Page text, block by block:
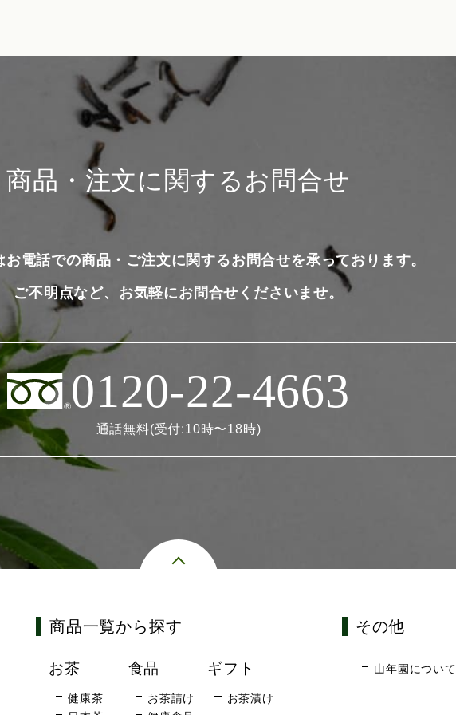
商品・注文に関するお問合せ
お電話での商品・ご注文に関するお問合せを承っております。
ご不明点など、お気軽にお問合せくださいませ。
0120-22-4663
通話無料(受付:10時〜18時)
商品一覧から探す
お茶
健康茶
食品
お茶請け
ギフト
お茶漬け
その他
山年園について